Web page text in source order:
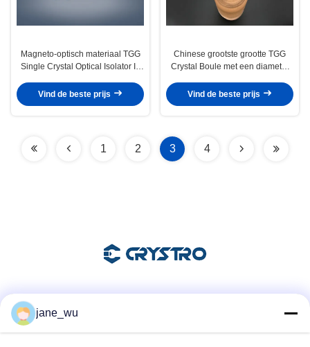
Magneto-optisch materiaal TGG
Single Crystal Optical Isolator In
Vind de beste prijs
Chinese grootste grootte TGG
Crystal Boule met een diameter
Vind de beste prijs
1 2 3 4
jane_wu